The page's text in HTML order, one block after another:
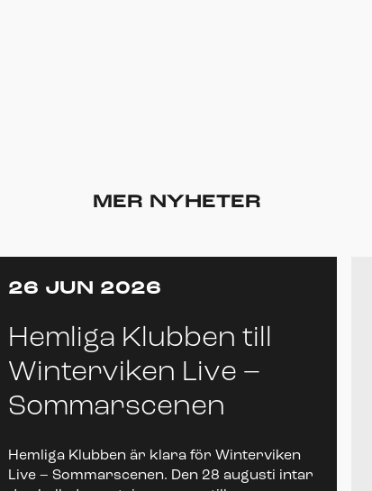
MER NYHETER
26 JUN 2026
Hemliga Klubben till
Winterviken Live –
Sommarscenen
Hemliga Klubben är klara för Winterviken
Live – Sommarscenen. Den 28 augusti intar